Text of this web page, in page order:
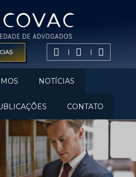
NOTÍCIAS
CONTATO